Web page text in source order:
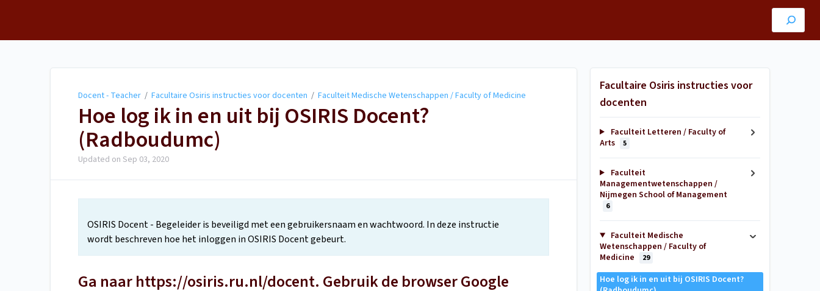
Docent - Teacher / Facultaire Osiris instructies voor docenten / Faculteit Medische Wetenschappen / Faculty of Medicine
Hoe log ik in en uit bij OSIRIS Docent?
(Radboudumc)
Updated on Sep 03, 2020
OSIRIS Docent - Begeleider is beveiligd met een gebruikersnaam en wachtwoord. In deze instructie
wordt beschreven hoe het inloggen in OSIRIS Docent gebeurt.
Ga naar https://osiris.ru.nl/docent. Gebruik de browser Google
Facultaire Osiris instructies voor
docenten
Faculteit Letteren / Faculty of
Arts
5
Faculteit
Managementwetenschappen /
Nijmegen School of Management
6
Faculteit Medische
Wetenschappen / Faculty of
Medicine
29
Hoe log ik in en uit bij OSIRIS Docent?